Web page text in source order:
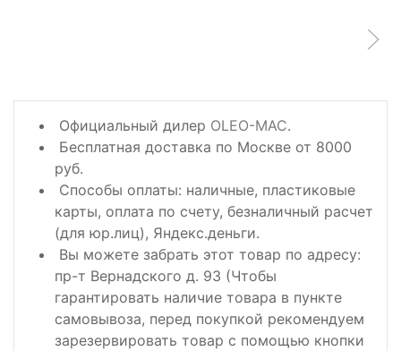
Официальный дилер OLEO-MAC.
Бесплатная доставка по Москве от 8000
руб.
Способы оплаты: наличные, пластиковые
карты, оплата по счету, безналичный расчет
(для юр.лиц), Яндекс.деньги.
Вы можете забрать этот товар по адресу:
пр-т Вернадского д. 93 (Чтобы
гарантировать наличие товара в пункте
самовывоза, перед покупкой рекомендуем
зарезервировать товар с помощью кнопки